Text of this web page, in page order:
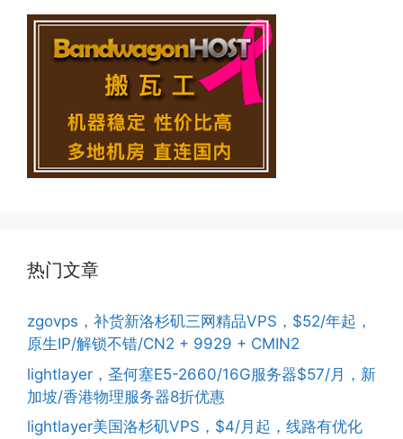
热门文章
zgovps，补货新洛杉矶三网精品VPS，$52/年起，
原生IP/解锁不错/CN2 + 9929 + CMIN2
lightlayer，圣何塞E5-2660/16G服务器$57/月，新
加坡/香港物理服务器8折优惠
lightlayer美国洛杉矶VPS，$4/月起，线路有优化